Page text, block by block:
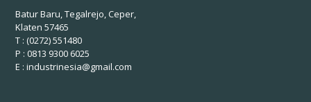
Batur Baru, Tegalrejo, Ceper,
Klaten 57465
T : (0272) 551480
P : 0813 9300 6025
E :industrinesia@gmail.com